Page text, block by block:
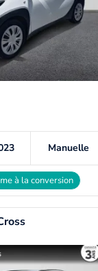
Manuelle
à la conversion